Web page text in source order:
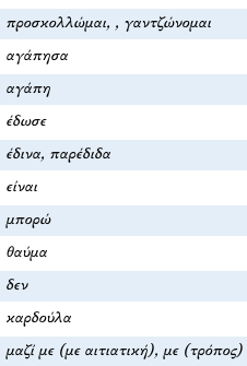
προσκολλώμαι, , γαντζώνομαι
αγάπησα
αγάπη
έδωσε
έδινα, παρέδιδα
είναι
μπορώ
θαύμα
δεν
καρδούλα
μαζί με (με αιτιατική), με (τρόπος)